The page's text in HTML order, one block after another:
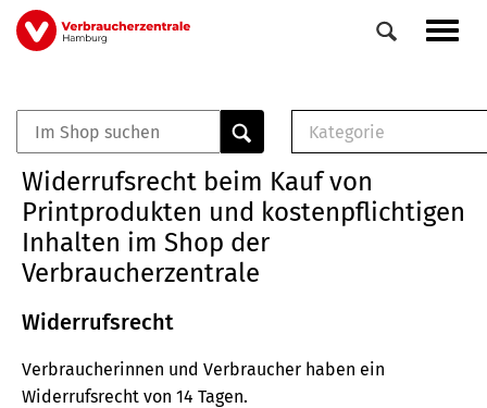
Direkt
zum
Veranstaltungen
0
Elemente
Kategorie
Musterbrief (RTF)
E-Broschüre
Widerrufsrecht beim Kauf von
Printprodukten und kostenpflichtigen
Inhalten im Shop der
Verbraucherzentrale
Widerrufsrecht
Verbraucherinnen und Verbraucher haben ein
Widerrufsrecht von 14 Tagen.